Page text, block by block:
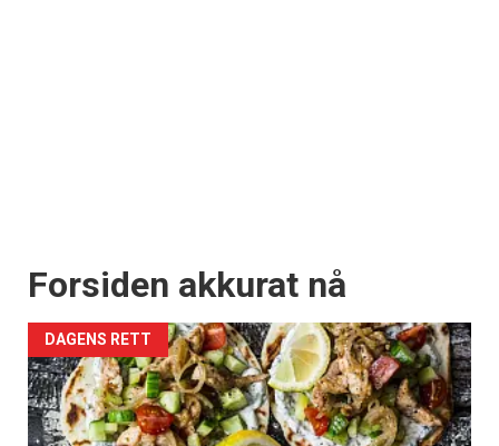
Forsiden akkurat nå
DAGENS RETT